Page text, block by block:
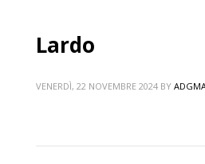
Lardo
VENERDÌ, 22 NOVEMBRE 2024 BY